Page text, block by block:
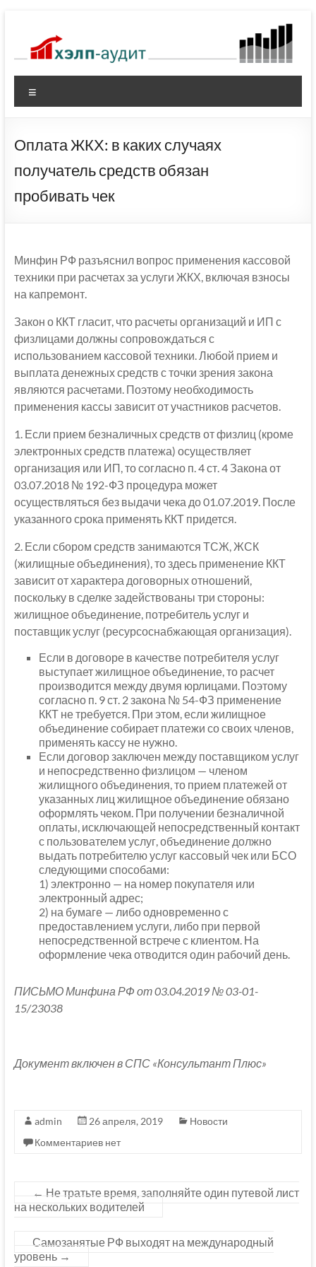
содержимому
Оплата ЖКХ: в каких случаях
получатель средств обязан
пробивать чек
Минфин РФ разъяснил вопрос применения кассовой
техники при расчетах за услуги ЖКХ, включая взносы
на капремонт.
Закон о ККТ гласит, что расчеты организаций и ИП с
физлицами должны сопровождаться с
использованием кассовой техники. Любой прием и
выплата денежных средств с точки зрения закона
являются расчетами. Поэтому необходимость
применения кассы зависит от участников расчетов.
1. Если прием безналичных средств от физлиц (кроме
электронных средств платежа) осуществляет
организация или ИП, то согласно п. 4 ст. 4 Закона от
03.07.2018 № 192-ФЗ процедура может
осуществляться без выдачи чека до 01.07.2019. После
указанного срока применять ККТ придется.
2. Если сбором средств занимаются ТСЖ, ЖСК
(жилищные объединения), то здесь применение ККТ
зависит от характера договорных отношений,
поскольку в сделке задействованы три стороны:
жилищное объединение, потребитель услуг и
поставщик услуг (ресурсоснабжающая организация).
Если в договоре в качестве потребителя услуг
выступает жилищное объединение, то расчет
производится между двумя юрлицами. Поэтому
согласно п. 9 ст. 2 закона № 54-ФЗ применение
ККТ не требуется. При этом, если жилищное
объединение собирает платежи со своих членов,
применять кассу не нужно.
Если договор заключен между поставщиком услуг
и непосредственно физлицом — членом
жилищного объединения, то прием платежей от
указанных лиц жилищное объединение обязано
оформлять чеком. При получении безналичной
оплаты, исключающей непосредственный контакт
с пользователем услуг, объединение должно
выдать потребителю услуг кассовый чек или БСО
следующими способами:
1) электронно — на номер покупателя или
электронный адрес;
2) на бумаге — либо одновременно с
предоставлением услуги, либо при первой
непосредственной встрече с клиентом. На
оформление чека отводится один рабочий день.
ПИСЬМО Минфина РФ от 03.04.2019 № 03-01-
15/23038
Документ включен в СПС «Консультант Плюс»
admin 26 апреля, 2019
Новости
Комментариев нет
← Не тратьте время, заполняйте один путевой лист
на нескольких водителей
Самозанятые РФ выходят на международный
уровень →